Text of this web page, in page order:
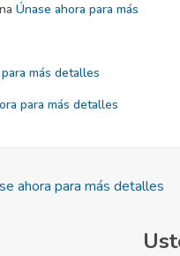
Únase ahora para más
más detalles
para más detalles
ahora para más detalles